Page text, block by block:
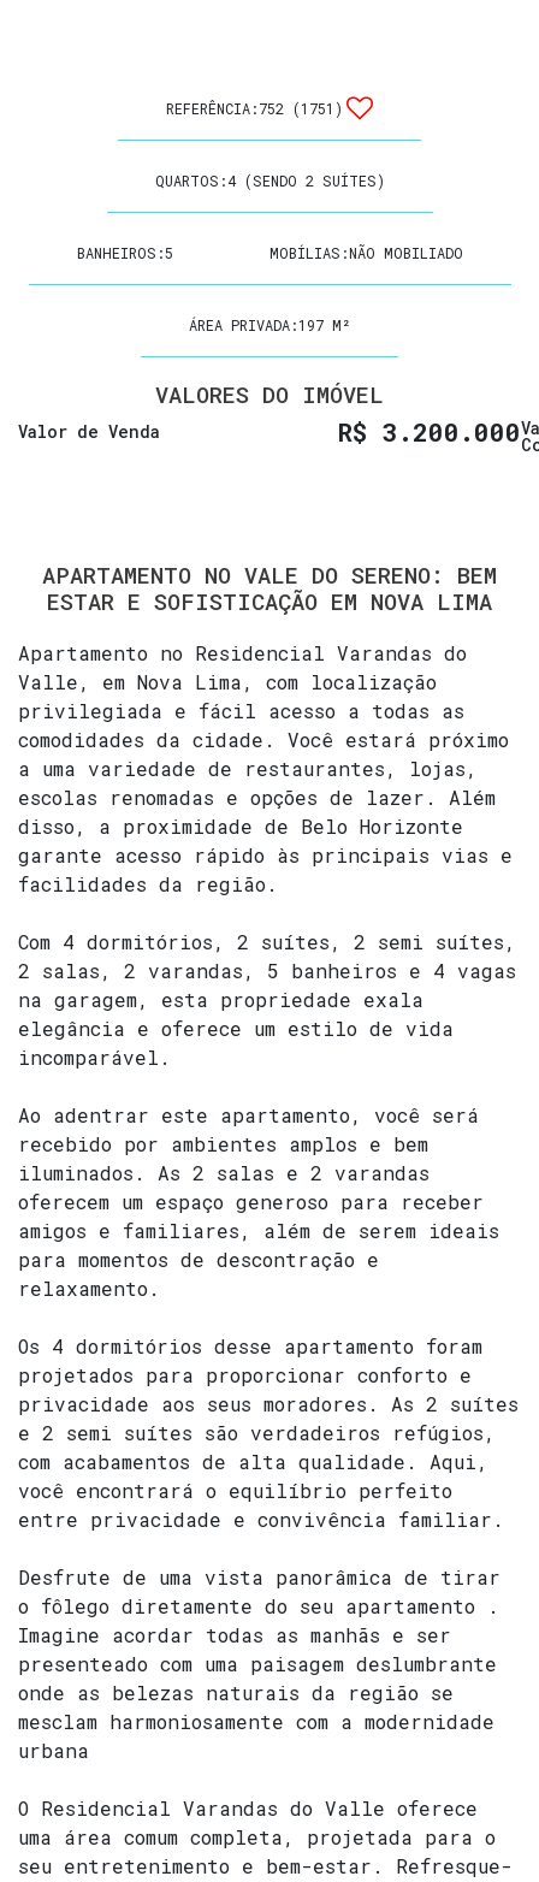
REFERÊNCIA:752 (1751)
QUARTOS:4 (SENDO 2 SUÍTES)
BANHEIROS:5 MOBÍLIAS:NÃO MOBILIADO
ÁREA PRIVADA:197 M²
VALORES DO IMÓVEL
R$ 3.200.000
Valor de Venda
APARTAMENTO NO VALE DO SERENO: BEM
ESTAR E SOFISTICAÇÃO EM NOVA LIMA
Apartamento no Residencial Varandas do
Valle, em Nova Lima, com localização
privilegiada e fácil acesso a todas as
comodidades da cidade. Você estará próximo
a uma variedade de restaurantes, lojas,
escolas renomadas e opções de lazer. Além
disso, a proximidade de Belo Horizonte
garante acesso rápido às principais vias e
facilidades da região.
Com 4 dormitórios, 2 suítes, 2 semi suítes,
2 salas, 2 varandas, 5 banheiros e 4 vagas
na garagem, esta propriedade exala
elegância e oferece um estilo de vida
incomparável.
Ao adentrar este apartamento, você será
recebido por ambientes amplos e bem
iluminados. As 2 salas e 2 varandas
oferecem um espaço generoso para receber
amigos e familiares, além de serem ideais
para momentos de descontração e
relaxamento.
Os 4 dormitórios desse apartamento foram
projetados para proporcionar conforto e
privacidade aos seus moradores. As 2 suítes
e 2 semi suítes são verdadeiros refúgios,
com acabamentos de alta qualidade. Aqui,
você encontrará o equilíbrio perfeito
entre privacidade e convivência familiar.
Desfrute de uma vista panorâmica de tirar
o fôlego diretamente do seu apartamento .
Imagine acordar todas as manhãs e ser
presenteado com uma paisagem deslumbrante
onde as belezas naturais da região se
mesclam harmoniosamente com a modernidade
urbana
O Residencial Varandas do Valle oferece
uma área comum completa, projetada para o
seu entretenimento e bem-estar. Refresque-